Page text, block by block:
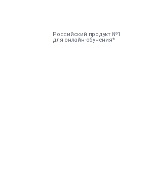
Российский продукт №1
для онлайн-обучения